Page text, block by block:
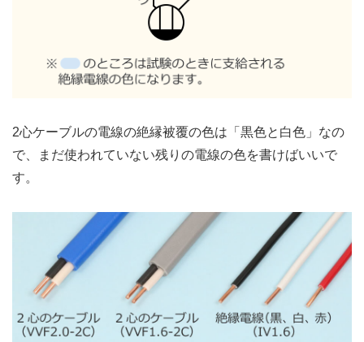
2心ケーブルの電線の絶縁被覆の色は「黒色と白色」なの
で、まだ使われていない残りの電線の色を書けばいいで
す。